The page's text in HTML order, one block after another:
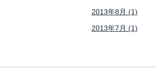
2013年8月 (1)
2013年7月 (1)